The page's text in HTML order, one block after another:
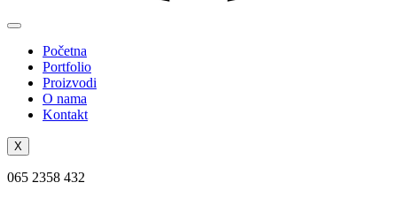
Početna
Portfolio
Proizvodi
O nama
Kontakt
X
065 2358 432